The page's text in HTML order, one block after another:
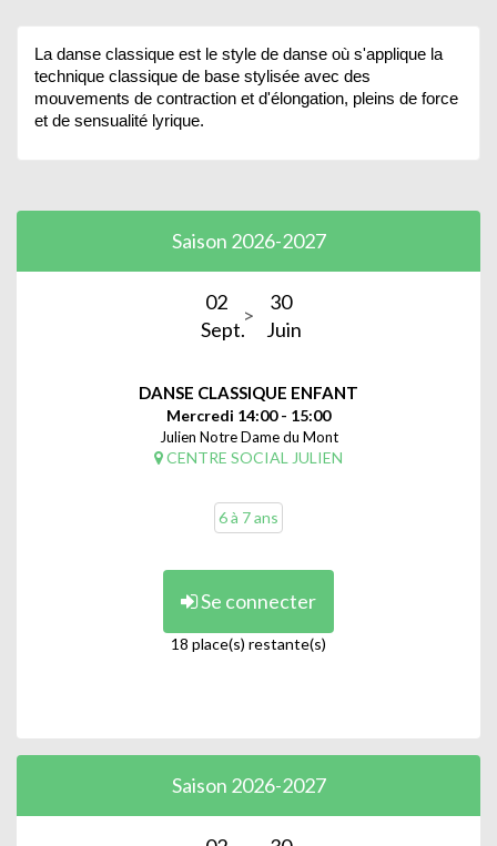
La danse classique est le style de danse où s'applique la
technique classique de base stylisée avec des
mouvements de contraction et d'élongation, pleins de force
et de sensualité lyrique.
Saison 2026-2027
02
Sept.
30
Juin
DANSE CLASSIQUE ENFANT
Mercredi 14:00 - 15:00
Julien Notre Dame du Mont
CENTRE SOCIAL JULIEN
6 à 7 ans
Se connecter
18 place(s) restante(s)
Saison 2026-2027